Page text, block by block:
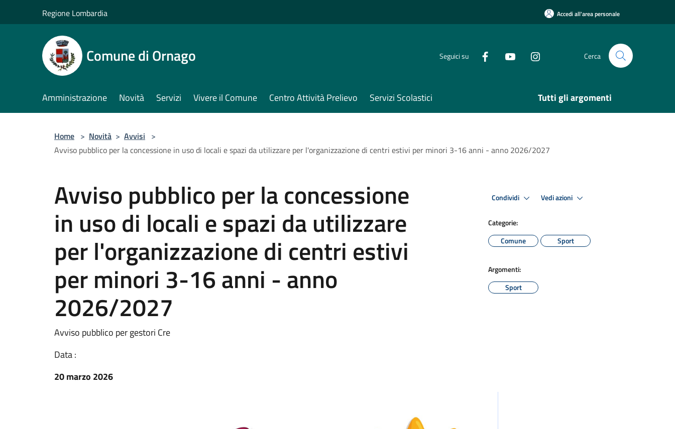
Regione Lombardia Accedi all'area personale
Comune di Ornago Seguici su Cerca
Amministrazione Novità Servizi Vivere il Comune Centro Attività Prelievo Servizi Scolastici Tutti gli argomenti
Home > Novità > Avvisi >
Avviso pubblico per la concessione in uso di locali e spazi da utilizzare per l'organizzazione di centri estivi per minori 3-16 anni - anno 2026/2027
Avviso pubblico per la concessione
in uso di locali e spazi da utilizzare
per l'organizzazione di centri estivi
per minori 3-16 anni - anno
2026/2027
Avviso pubblico per gestori Cre
Data :
20 marzo 2026
Condividi Vedi azioni
Categorie:
Comune
Sport
Argomenti:
Sport